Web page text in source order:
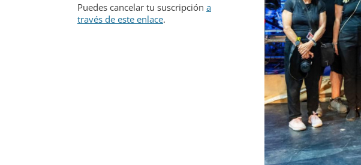
Puedes cancelar tu suscripción a
través de este enlace.